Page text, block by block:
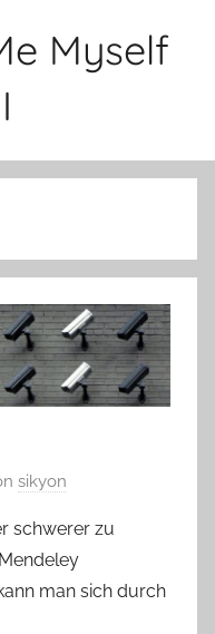
Myself
sikyon
schwerer zu
man sich durch